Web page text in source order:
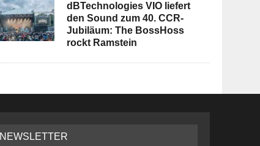
dBTechnologies VIO liefert
den Sound zum 40. CCR-
Jubiläum: The BossHoss
rockt Ramstein
NEWSLETTER